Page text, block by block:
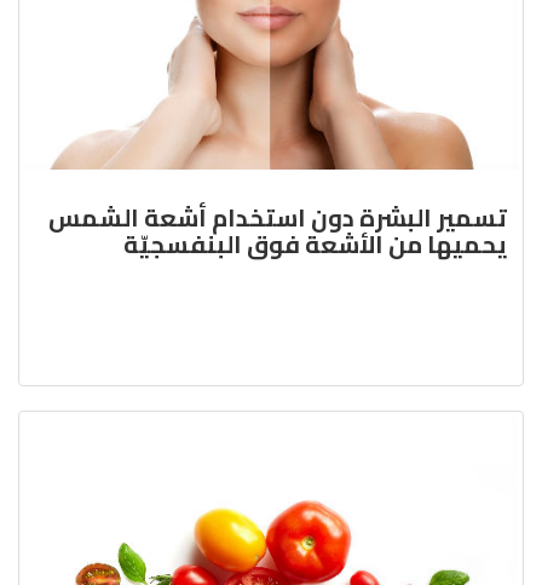
تسمير البشرة دون استخدام أشعة الشمس
يحميها من الأشعة فوق البنفسجيّة